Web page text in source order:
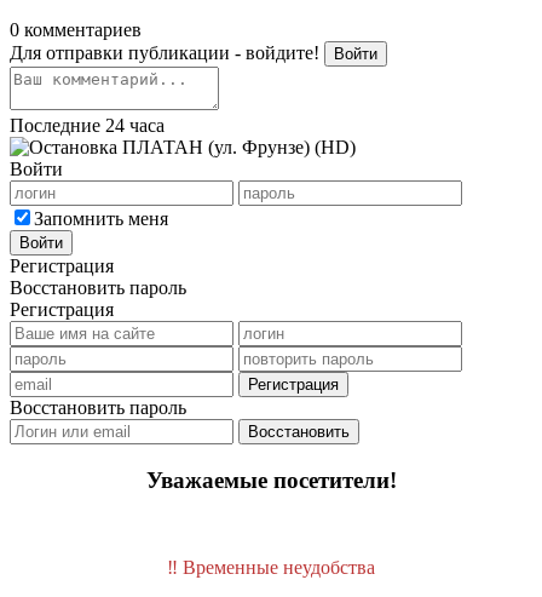
0 комментариев
Для отправки публикации - войдите!
Войти
Последние 24 часа
Войти
Запомнить меня
Войти
Регистрация
Восстановить пароль
Регистрация
Регистрация
Восстановить пароль
Восстановить
Уважаемые посетители!
‼️ Временные неудобства